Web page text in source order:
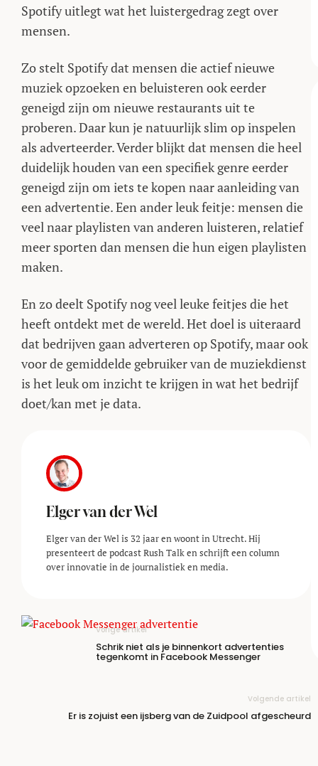
Spotify uitlegt wat het luistergedrag zegt over
mensen.
Zo stelt Spotify dat mensen die actief nieuwe
muziek opzoeken en beluisteren ook eerder
geneigd zijn om nieuwe restaurants uit te
proberen. Daar kun je natuurlijk slim op inspelen
als adverteerder. Verder blijkt dat mensen die heel
duidelijk houden van een specifiek genre eerder
geneigd zijn om iets te kopen naar aanleiding van
een advertentie. Een ander leuk feitje: mensen die
veel naar playlisten van anderen luisteren, relatief
meer sporten dan mensen die hun eigen playlisten
maken.
En zo deelt Spotify nog veel leuke feitjes die het
heeft ontdekt met de wereld. Het doel is uiteraard
dat bedrijven gaan adverteren op Spotify, maar ook
voor de gemiddelde gebruiker van de muziekdienst
is het leuk om inzicht te krijgen in wat het bedrijf
doet/kan met je data.
Elger van der Wel
Elger van der Wel is 32 jaar en woont in Utrecht. Hij
presenteert de podcast Rush Talk en schrijft een column
over innovatie in de journalistiek en media.
Vorige artikel
Schrik niet als je binnenkort advertenties
tegenkomt in Facebook Messenger
Volgende artikel
Er is zojuist een ijsberg van de Zuidpool afgescheurd